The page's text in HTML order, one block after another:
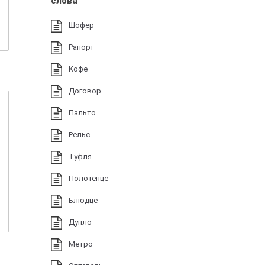
Шофер
Рапорт
Кофе
Договор
Пальто
Рельс
Туфля
Полотенце
Блюдце
Дупло
Метро